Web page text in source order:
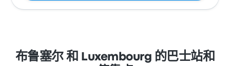
布鲁塞尔 和 Luxembourg 的巴士站和